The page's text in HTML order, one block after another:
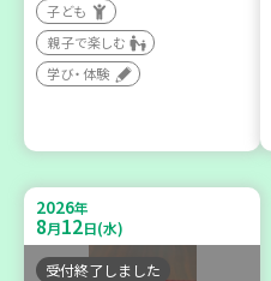
助け合いカフェ＆コープく
らしの助け合いの会相談会
大人向け
ボランティア
カフェ・つどい場
子ども
親子で楽しむ
学び・体験
2026年
8月12日(水)
受付終了しました